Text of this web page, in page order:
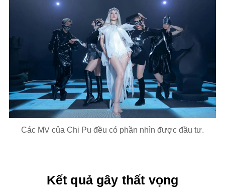
Các MV của Chi Pu đều có phần nhìn được đầu tư.
Kết quả gây thất vọng